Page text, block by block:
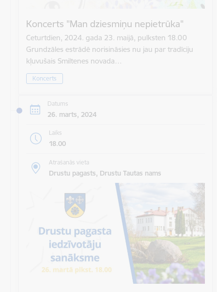
Koncerts "Man dziesmiņu nepietrūka"
Ceturtdien, 2024. gada 23. maijā, pulksten 18.00
Grundzāles estrādē norisināsies nu jau par tradīciju
kļuvušais Smiltenes novada…
Koncerts
Datums
26. marts, 2024
Laiks
18.00
Atrašanās vieta
Drustu pagasts, Drustu Tautas nams